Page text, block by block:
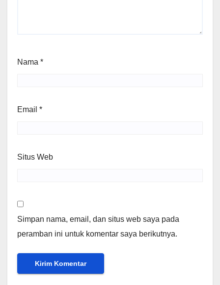
Nama *
Email *
Situs Web
Simpan nama, email, dan situs web saya pada
peramban ini untuk komentar saya berikutnya.